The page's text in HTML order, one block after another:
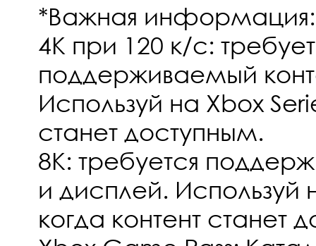
*Важная
4K при 120 к/с:
поддерживаемый
Используй на Xbox
станет доступным.
8K: требуется
и дисплей. Используй
когда контент станет